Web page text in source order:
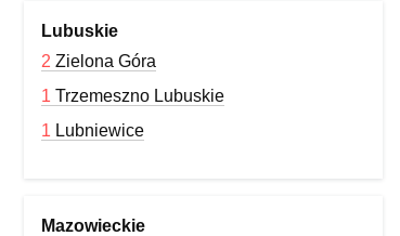
Lubuskie
2Zielona Góra
1Trzemeszno Lubuskie
1 Lubniewice
Mazowieckie